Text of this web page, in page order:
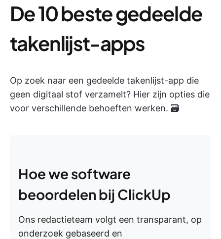
De 10 beste gedeelde
takenlijst-apps
Op zoek naar een gedeelde takenlijst-app die
geen digitaal stof verzamelt? Hier zijn opties die
voor verschillende behoeften werken. 🗃️
Hoe we software
beoordelen bij ClickUp
Ons redactieteam volgt een transparant, op
onderzoek gebaseerd en